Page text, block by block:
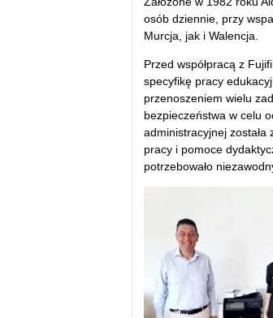
osób dziennie, przy
Murcja, jak i Walencja.
Przed współpracą z
specyfikę pracy
przenoszeniem wielu
bezpieczeństwa w celu
administracyjnej została
pracy i pomoce
potrzebowało